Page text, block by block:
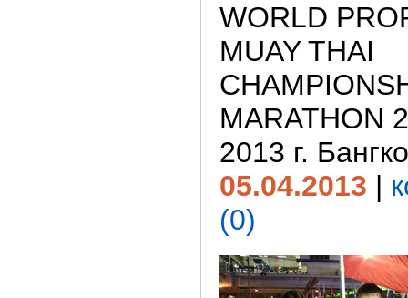
WORLD
MUAY THAI
MARATHON
2013 г.
05.04.2013 |
(0)